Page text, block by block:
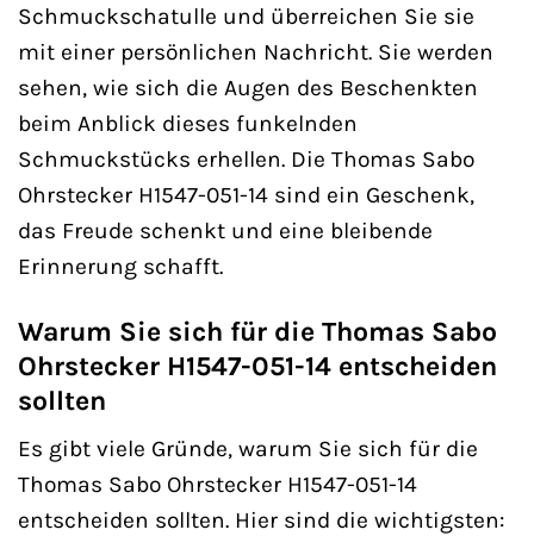
Schmuckschatulle und überreichen Sie sie
mit einer persönlichen Nachricht. Sie werden
sehen, wie sich die Augen des Beschenkten
beim Anblick dieses funkelnden
Schmuckstücks erhellen. Die Thomas Sabo
Ohrstecker H1547-051-14 sind ein Geschenk,
das Freude schenkt und eine bleibende
Erinnerung schafft.
Warum Sie sich für die Thomas Sabo
Ohrstecker H1547-051-14 entscheiden
sollten
Es gibt viele Gründe, warum Sie sich für die
Thomas Sabo Ohrstecker H1547-051-14
entscheiden sollten. Hier sind die wichtigsten: